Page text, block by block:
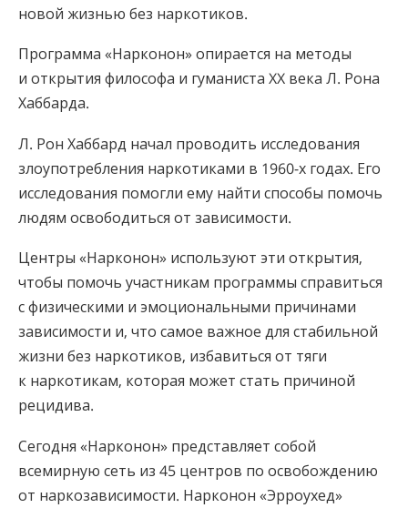
новой жизнью без наркотиков.
Программа «Нарконон» опирается на методы
и открытия философа и гуманиста XX века Л. Рона
Хаббарда.
Л. Рон Хаббард начал проводить исследования
злоупотребления наркотиками в 1960-х годах. Его
исследования помогли ему найти способы помочь
людям освободиться от зависимости.
Центры «Нарконон» используют эти открытия,
чтобы помочь участникам программы справиться
с физическими и эмоциональными причинами
зависимости и, что самое важное для стабильной
жизни без наркотиков, избавиться от тяги
к наркотикам, которая может стать причиной
рецидива.
Сегодня «Нарконон» представляет собой
всемирную сеть из 45 центров по освобождению
от наркозависимости. Нарконон «Эрроухед»